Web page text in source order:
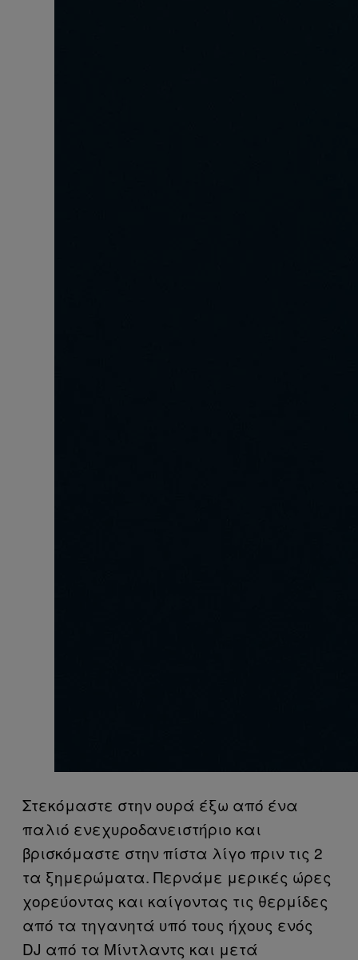
Στεκόμαστε στην ουρά έξω από ένα
παλιό ενεχυροδανειστήριο και
βρισκόμαστε στην πίστα λίγο πριν τις 2
τα ξημερώματα. Περνάμε μερικές ώρες
χορεύοντας και καίγοντας τις θερμίδες
από τα τηγανητά υπό τους ήχους ενός
DJ από τα Μίντλαντς και μετά